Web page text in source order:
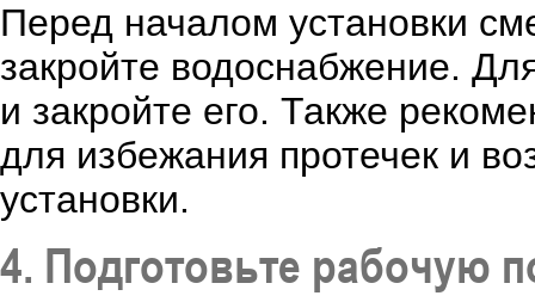
Перед началом установки
закройте водоснабжение.
и закройте его. Также
для избежания протечек и
установки.
4. Подготовьте рабочую